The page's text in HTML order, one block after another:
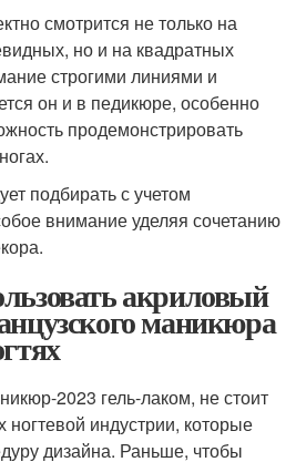
смотрится не только на
но и на квадратных
строгими линиями и
он и в педикюре, особенно
продемонстрировать
подбирать с учетом
внимание уделяя сочетанию
акриловый
маникюра
2023 гель-лаком, не стоит
индустрии, которые
дизайна. Раньше, чтобы